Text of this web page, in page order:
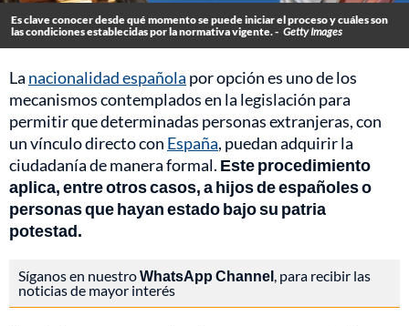
Es clave conocer desde qué momento se puede iniciar el proceso y cuáles son
las condiciones establecidas por la normativa vigente. - Getty Images
La nacionalidad española por opción es uno de los
mecanismos contemplados en la legislación para
permitir que determinadas personas extranjeras, con
un vínculo directo con España, puedan adquirir la
ciudadanía de manera formal. Este procedimiento
aplica, entre otros casos, a hijos de españoles o
personas que hayan estado bajo su patria
potestad.
Síganos en nuestroWhatsApp Channel, para recibir las
noticias de mayor interés